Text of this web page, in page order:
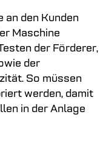
den Kunden
Maschine
der Förderer,
der
So müssen
werden, damit
in der Anlage